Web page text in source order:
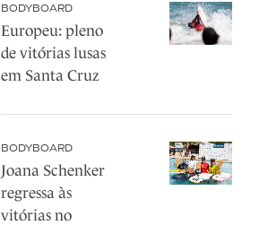
BODYBOARD
Europeu: pleno
de vitórias lusas
em Santa Cruz
BODYBOARD
Joana Schenker
regressa às
vitórias no